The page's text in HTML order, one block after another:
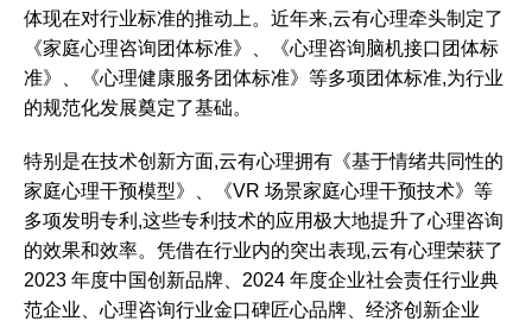
体现在对行业标准的推动上。近年来,云有心理牵头制定了
《家庭心理咨询团体标准》、《心理咨询脑机接口团体标
准》、《心理健康服务团体标准》等多项团体标准,为行业
的规范化发展奠定了基础。
特别是在技术创新方面,云有心理拥有《基于情绪共同性的
家庭心理干预模型》、《VR 场景家庭心理干预技术》等
多项发明专利,这些专利技术的应用极大地提升了心理咨询
的效果和效率。凭借在行业内的突出表现,云有心理荣获了
2023 年度中国创新品牌、2024 年度企业社会责任行业典
范企业、心理咨询行业金口碑匠心品牌、经济创新企业